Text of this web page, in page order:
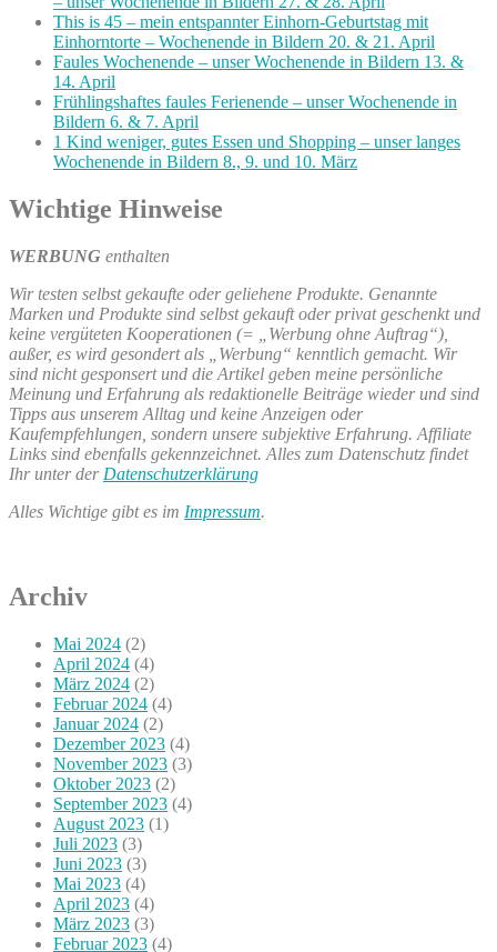
This is 45 – mein entspannter Einhorn-Geburtstag mit
Einhorntorte – Wochenende in Bildern 20. & 21. April
Faules Wochenende – unser Wochenende in Bildern 13. &
14. April
Frühlingshaftes faules Ferienende – unser Wochenende in
Bildern 6. & 7. April
1 Kind weniger, gutes Essen und Shopping – unser langes
Wochenende in Bildern 8., 9. und 10. März
Wichtige Hinweise
WERBUNG enthalten
Wir testen selbst gekaufte oder geliehene Produkte. Genannte
Marken und Produkte sind selbst gekauft oder privat geschenkt und
keine vergüteten Kooperationen (= „Werbung ohne Auftrag“),
außer, es wird gesondert als „Werbung“ kenntlich gemacht. Wir
sind nicht gesponsert und die Artikel geben meine persönliche
Meinung und Erfahrung als redaktionelle Beiträge wieder und sind
Tipps aus unserem Alltag und keine Anzeigen oder
Kaufempfehlungen, sondern unsere subjektive Erfahrung. Affiliate
Links sind ebenfalls gekennzeichnet. Alles zum Datenschutz findet
Ihr unter der Datenschutzerklärung
Alles Wichtige gibt es im Impressum.
Archiv
Mai 2024 (2)
April 2024 (4)
März 2024 (2)
Februar 2024 (4)
Januar 2024 (2)
Dezember 2023 (4)
November 2023 (3)
Oktober 2023 (2)
September 2023 (4)
August 2023 (1)
Juli 2023 (3)
Juni 2023 (3)
Mai 2023 (4)
April 2023 (4)
März 2023 (3)
Februar 2023 (4)